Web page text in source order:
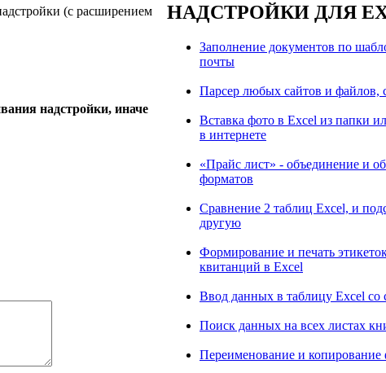
(с расширением
надстройки, иначе
НАДСТРОЙКИ ДЛЯ
Заполнение документов по
почты
Парсер любых сайтов и файлов,
Вставка фото в Excel из папки
в интернете
«Прайс лист» - объединение и
форматов
Сравнение 2 таблиц Excel, и
другую
Формирование и печать
квитанций в Excel
Ввод данных в таблицу Excel со
Поиск данных на всех листах
Переименование и копирование